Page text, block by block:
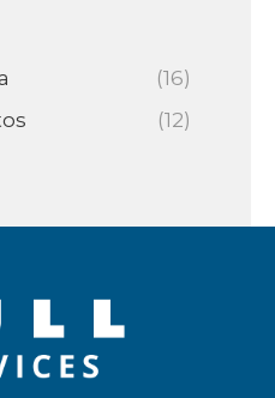
(16)
(12)